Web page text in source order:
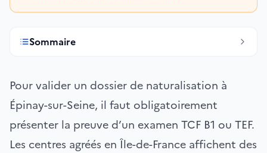
Sommaire
Pour valider un dossier de naturalisation à
Épinay-sur-Seine, il faut obligatoirement
présenter la preuve d’un examen TCF B1 ou TEF.
Les centres agréés en Île-de-France affichent des